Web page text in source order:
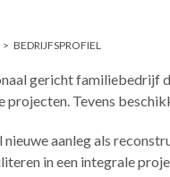
> BEDRIJFSPROFIEL
gericht familiebedrijf
projecten. Tevens
nieuwe aanleg als
in een integrale